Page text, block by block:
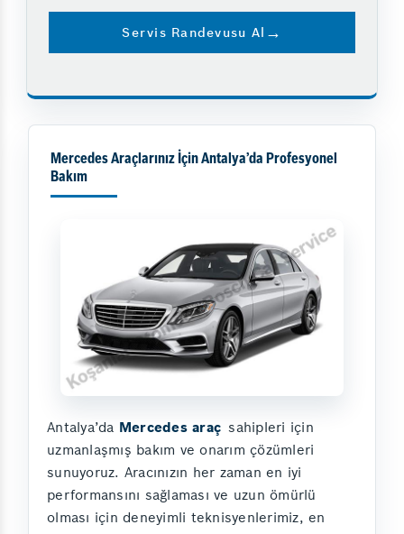
Servis Randevusu Al
Mercedes Araçlarınız İçin Antalya’da Profesyonel
Bakım
Antalya’da Mercedes araç sahipleri için
uzmanlaşmış bakım ve onarım çözümleri
sunuyoruz. Aracınızın her zaman en iyi
performansını sağlaması ve uzun ömürlü
olması için deneyimli teknisyenlerimiz, en